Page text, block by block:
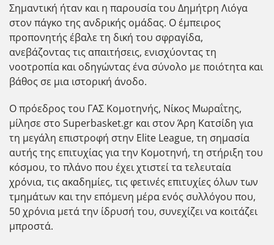
Σημαντική ήταν και η παρουσία του Δημήτρη Λιόγα
στον πάγκο της ανδρικής ομάδας. Ο έμπειρος
προπονητής έβαλε τη δική του σφραγίδα,
ανεβάζοντας τις απαιτήσεις, ενισχύοντας τη
νοοτροπία και οδηγώντας ένα σύνολο με ποιότητα και
βάθος σε μια ιστορική άνοδο.
Ο πρόεδρος του ΓΑΣ Κομοτηνής, Νίκος Μωραΐτης,
μίλησε στο Superbasket.gr και στον Άρη Κατσίδη για
τη μεγάλη επιστροφή στην Elite League, τη σημασία
αυτής της επιτυχίας για την Κομοτηνή, τη στήριξη του
κόσμου, το πλάνο που έχει χτιστεί τα τελευταία
χρόνια, τις ακαδημίες, τις φετινές επιτυχίες όλων των
τμημάτων και την επόμενη μέρα ενός συλλόγου που,
50 χρόνια μετά την ίδρυσή του, συνεχίζει να κοιτάζει
μπροστά.